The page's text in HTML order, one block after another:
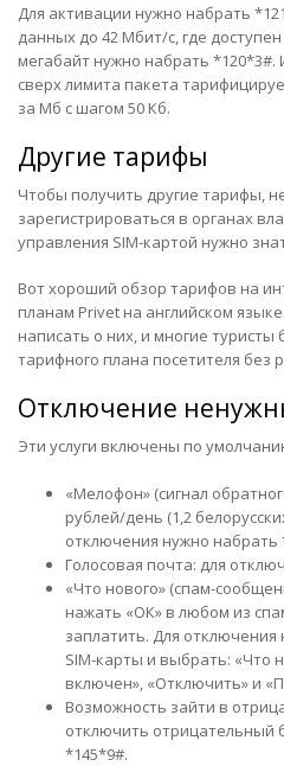
Для активации нужно набрать
данных до 42 Мбит/с, где
мегабайт нужно набрать
сверх лимита пакета
за Мб с шагом 50 Кб.
Другие тарифы
Чтобы получить другие тарифы,
зарегистрироваться в органах
управления SIM-картой нужно
Вот хороший обзор тарифов на
планам Privet на английском
написать о них, и многие туристы
тарифного плана посетителя без
Отключение
Эти услуги включены по
«Мелофон» (сигнал
рублей/день (1,2
отключения нужно набрать
Голосовая почта: для
«Что нового» (спам-
нажать «ОК» в любом из
заплатить. Для
SIM-карты и выбрать: «Что
включен», «Отключить» и
Возможность зайти в
отключить отрицательный
*145*9#.